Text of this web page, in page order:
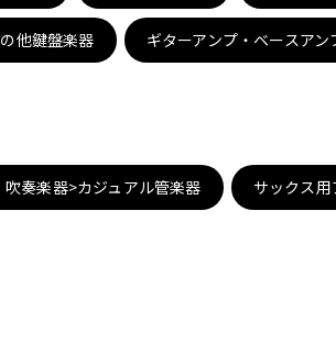
ラ レコーディン
グ機器
他鍵盤楽器 ギターアンプ・ベースアン
吹奏楽器>カジュアル管楽器 サックス用